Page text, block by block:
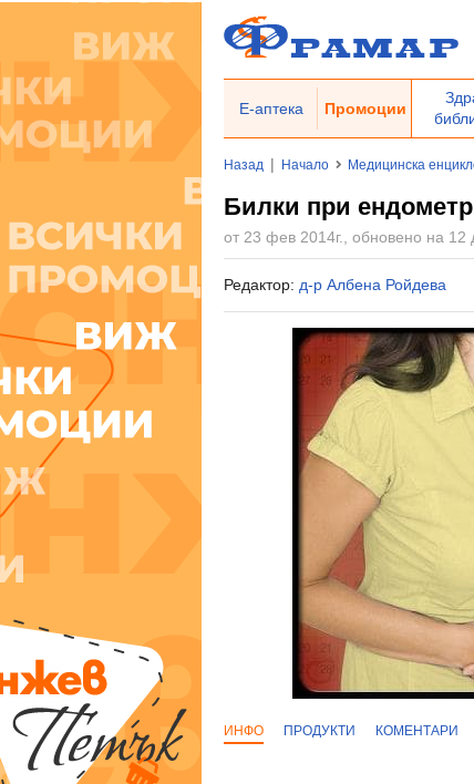
Е-аптека Промоции
Назад | Начало Медицинска
Билки при
от 23 фев 2014г., обновено на 12
Редактор: д-р Албена Ройдева
ИНФО ПРОДУКТИ КОМЕНТАРИ